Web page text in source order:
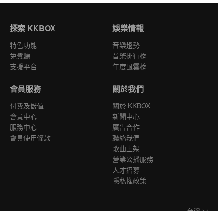
探索 KKBOX
特色功能
免費聽
支援平台
娛樂情報
音樂趨勢
音樂排行榜
年度風雲榜
會員服務
付費及儲值
會員中心
服務中心
會員使用條款
關於我們
關於 KKBOX
新聞中心
廣告合作
聯絡我們
歌曲上架
營業公播服務
人才招募
隱私權政策